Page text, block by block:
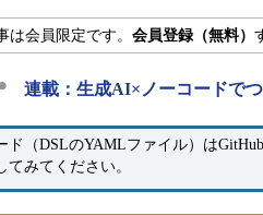
は会員限定です。 会員登録（無料）
連載：生成AI×ノーコードで
ド（DSLのYAMLファイル）は
みてください。